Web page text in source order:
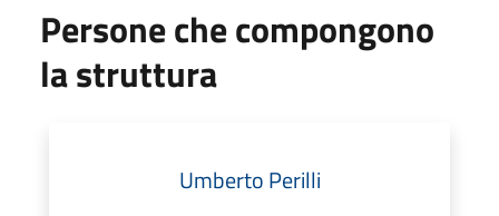
Persone che compongono
la struttura
Umberto Perilli